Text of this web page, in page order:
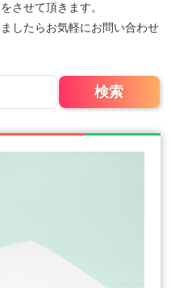
させて頂きます。
したらお気軽にお問い合わせ